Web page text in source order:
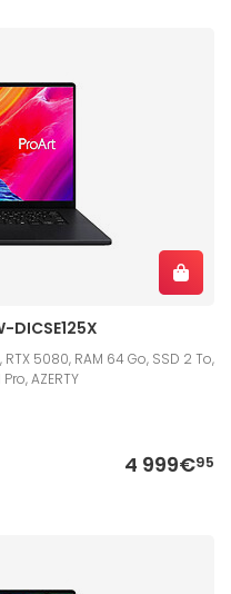
DICSE125X
5080, RAM 64 Go, SSD 2 To,
AZERTY
4 999€95